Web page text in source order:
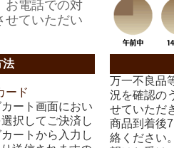
お電話での対
せていただい
法
ード
ート画面におい
択してご決済し
ートから入力し
万一不良品
況を確認の
せていただ
商品到着後
絡ください